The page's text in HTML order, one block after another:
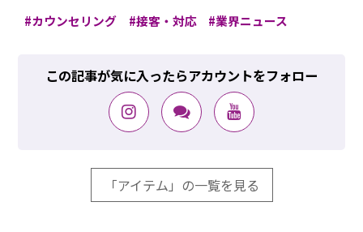
カウンセリング 接客・対応 業界ニュース
この記事が気に入ったらアカウントをフォロー
「アイテム」の一覧を見る